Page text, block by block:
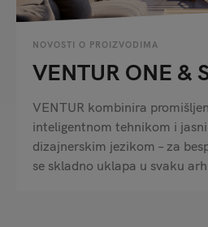
NOVOSTI O PROIZVODIMA
VENTUR ONE &
VENTUR kombinira
inteligentnom tehnikom i
dizajnerskim jezikom – za
se skladno uklapa u svaku